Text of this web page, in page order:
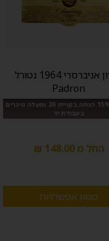
פדרון אניברסרי 1964 נטורל
Padron
מבצע: 15% הנחה בקניית 20 ומעלה סיגרים
בעבודת יד
החל מ 148.00 ₪
מגוון אפשרויות